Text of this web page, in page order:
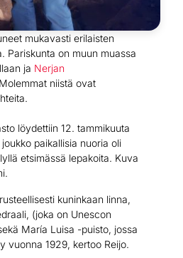
mukavasti erilaisten
Pariskunta on muun muassa
ja Nerjan
niistä ovat
löydettiin 12. tammikuuta
paikallisia nuoria oli
etsimässä lepakoita. Kuva
kuninkaan linna,
(joka on Unescon
María Luisa -puisto, jossa
vuonna 1929, kertoo Reijo.